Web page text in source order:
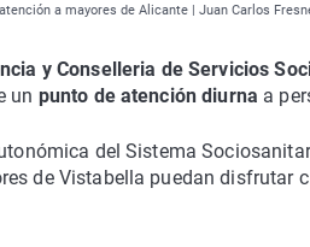
a mayores de Alicante | Juan Carlos
y Conselleria de Servicios
un punto de atención diurna a
del Sistema
de Vistabella puedan disfrutar